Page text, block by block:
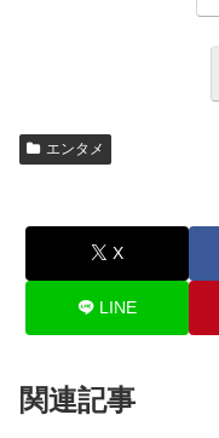
エンタメ
X
LINE
関連記事